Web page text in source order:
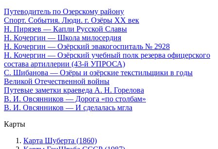
Путеводитель по Озерскому району
Спорт. События. Люди. г. Озёры XX век
Н. Пирязев — Капли Русской Славы
Н. Кочергин — Школа милосердия
Н. Кочергин — Озёрский эвакогоспиталь № 2928
Н. Кочергин — Озёрский учебный полк резерва офицерского
состава артиллерии (43-й УПРОСА)
С. Шибанова — Озёры и озёрские текстильщики в годы
Великой Отечественной войны
Путевые заметки краеведа А. Н. Горелова
В. И. Овсянников — Дорога «по столбам»
В. И. Овсянников — И сделалась мгла
Карты
Карта Шуберта (1860)